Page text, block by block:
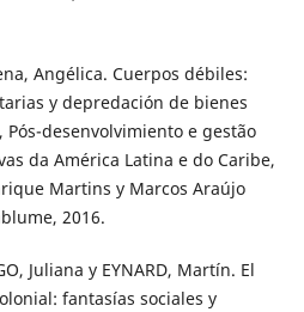
Angélica. Cuerpos débiles:
y depredación de bienes
Pós-desenvolvimiento e gestão
da América Latina e do Caribe,
Martins y Marcos Araújo
2016.
Juliana y EYNARD, Martín. El
fantasías sociales y